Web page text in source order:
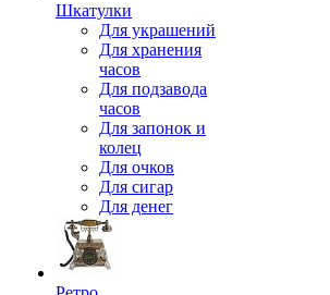
Шкатулки
Для украшений
Для хранения
часов
Для подзавода
часов
Для запонок и
колец
Для очков
Для сигар
Для денег